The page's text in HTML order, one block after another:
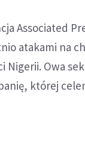
Associated
atakami na
Nigerii. Owa
której